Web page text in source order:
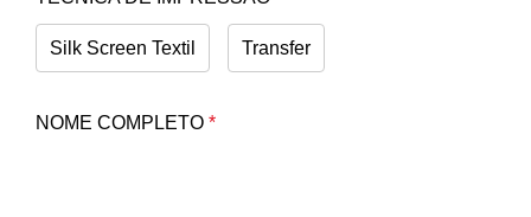
Silk Screen Textil Transfer
NOME COMPLETO *